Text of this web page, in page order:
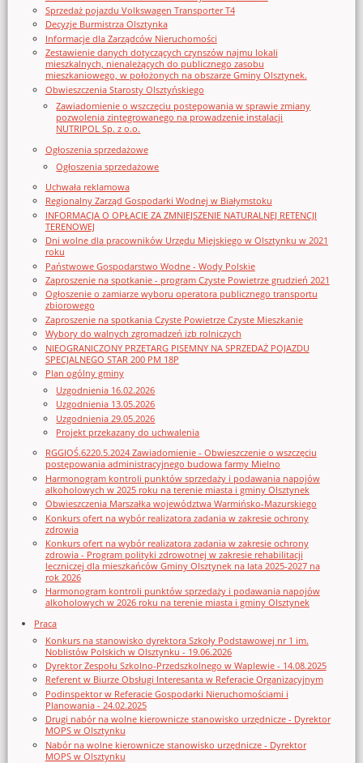
Sprzedaż pojazdu Volkswagen Transporter T4
Decyzje Burmistrza Olsztynka
Informacje dla Zarządców Nieruchomości
Zestawienie danych dotyczących czynszów najmu lokali
mieszkalnych, nienależących do publicznego zasobu
mieszkaniowego, w położonych na obszarze Gminy Olsztynek.
Obwieszczenia Starosty Olsztyńskiego
Zawiadomienie o wszczęciu postępowania w sprawie zmiany
pozwolenia zintegrowanego na prowadzenie instalacji
NUTRIPOL Sp. z o.o.
Ogłoszenia sprzedażowe
Ogłoszenia sprzedażowe
Uchwała reklamowa
Regionalny Zarząd Gospodarki Wodnej w Białymstoku
INFORMACJA O OPŁACIE ZA ZMNIEJSZENIE NATURALNEJ RETENCJI
TERENOWEJ
Dni wolne dla pracowników Urzędu Miejskiego w Olsztynku w 2021
roku
Państwowe Gospodarstwo Wodne - Wody Polskie
Zaproszenie na spotkanie - program Czyste Powietrze grudzień 2021
Ogłoszenie o zamiarze wyboru operatora publicznego transportu
zbiorowego
Zaproszenie na spotkania Czyste Powietrze Czyste Mieszkanie
Wybory do walnych zgromadzeń izb rolniczych
NIEOGRANICZONY PRZETARG PISEMNY NA SPRZEDAŻ POJAZDU
SPECJALNEGO STAR 200 PM 18P
Plan ogólny gminy
Uzgodnienia 16.02.2026
Uzgodnienia 13.05.2026
Uzgodnienia 29.05.2026
Projekt przekazany do uchwalenia
RGGIOŚ.6220.5.2024 Zawiadomienie - Obwieszczenie o wszczęciu
postępowania administracyjnego budowa farmy Mielno
Harmonogram kontroli punktów sprzedaży i podawania napojów
alkoholowych w 2025 roku na terenie miasta i gminy Olsztynek
Obwieszczenia Marszałka województwa Warmińsko-Mazurskiego
Konkurs ofert na wybór realizatora zadania w zakresie ochrony
zdrowia
Konkurs ofert na wybór realizatora zadania w zakresie ochrony
zdrowia - Program polityki zdrowotnej w zakresie rehabilitacji
leczniczej dla mieszkańców Gminy Olsztynek na lata 2025-2027 na
rok 2026
Harmonogram kontroli punktów sprzedaży i podawania napojów
alkoholowych w 2026 roku na terenie miasta i gminy Olsztynek
Praca
Konkurs na stanowisko dyrektora Szkoły Podstawowej nr 1 im.
Noblistów Polskich w Olsztynku - 19.06.2026
Dyrektor Zespołu Szkolno-Przedszkolnego w Waplewie - 14.08.2025
Referent w Biurze Obsługi Interesanta w Referacie Organizacyjnym
Podinspektor w Referacie Gospodarki Nieruchomościami i
Planowania - 24.02.2025
Drugi nabór na wolne kierownicze stanowisko urzędnicze - Dyrektor
MOPS w Olsztynku
Nabór na wolne kierownicze stanowisko urzędnicze - Dyrektor
MOPS w Olsztynku